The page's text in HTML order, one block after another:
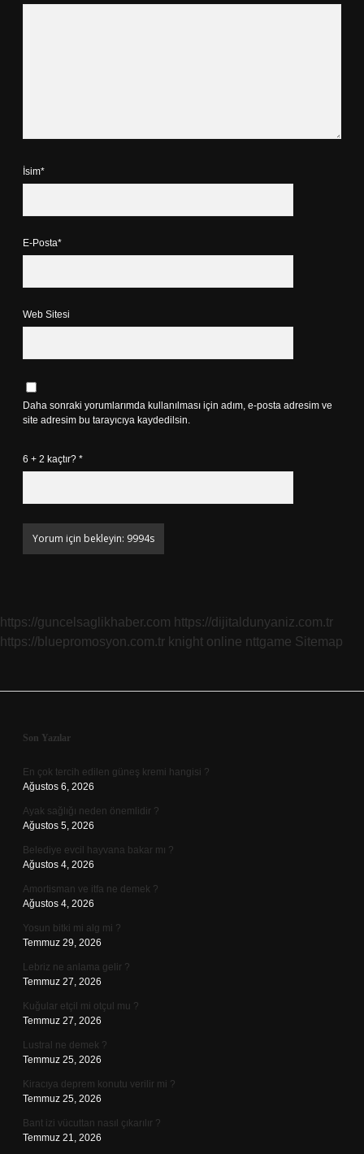
İsim*
E-Posta*
Web Sitesi
Daha sonraki yorumlarımda kullanılması için adım, e-posta adresim ve
site adresim bu tarayıcıya kaydedilsin.
6 + 2 kaçtır? *
https://guncelsaglikhaber.com https://dijitaldunyaniz.com.tr
https://bluepromosyon.com.tr knight online nttgame Sitemap
Sidebar
Son Yazılar
En çok tercih edilen güneş kremi hangisi ?
Ağustos 6, 2026
Ayak sağlığı neden önemlidir ?
Ağustos 5, 2026
Belediye evcil hayvana bakar mı ?
Ağustos 4, 2026
Amortisman ve itfa ne demek ?
Ağustos 4, 2026
Yosun bitki mi alg mi ?
Temmuz 29, 2026
Lebriz ne anlama gelir ?
Temmuz 27, 2026
Kuğular etçil mi otçul mu ?
Temmuz 27, 2026
Lustral ne demek ?
Temmuz 25, 2026
Kiracıya deprem konutu verilir mi ?
Temmuz 25, 2026
Bant izi vücuttan nasıl çıkarılır ?
Temmuz 21, 2026